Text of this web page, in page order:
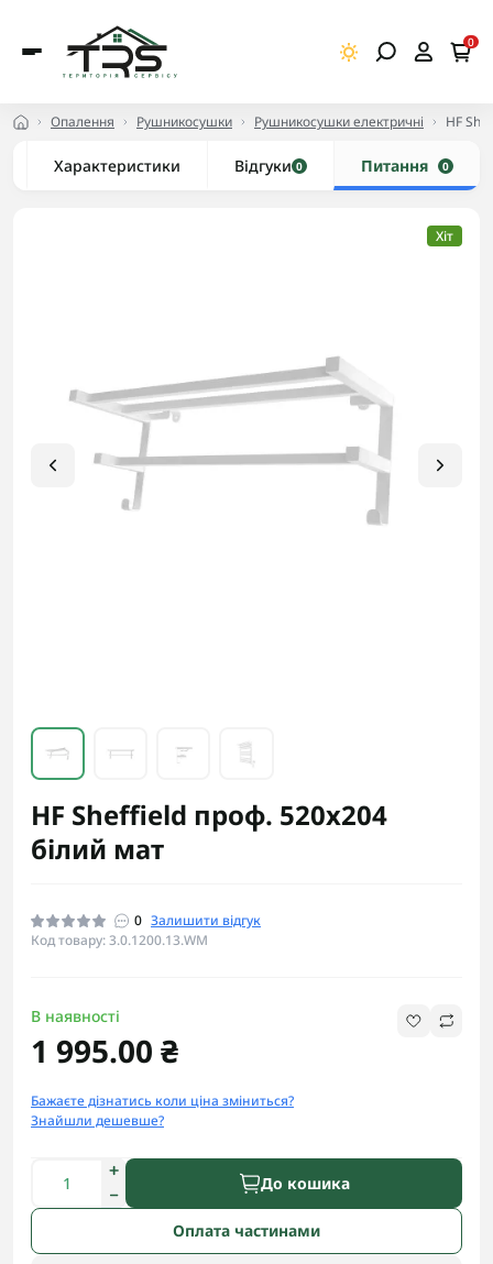
0
Опалення Рушникосушки Рушникосушки електричні HF
Характеристики Відгуки 0 Питання 0
Хіт
HF Sheffield проф. 520х204
білий мат
0 Залишити відгук
Код товару: 3.0.1200.13.WM
В наявності
1 995.00 ₴
Бажаєте дізнатись коли ціна зміниться?
Знайшли дешевше?
До кошика
Оплата частинами